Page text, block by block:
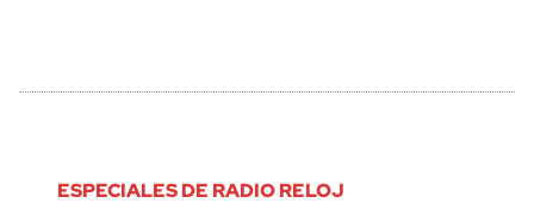
ESPECIALES DE RADIO RELOJ